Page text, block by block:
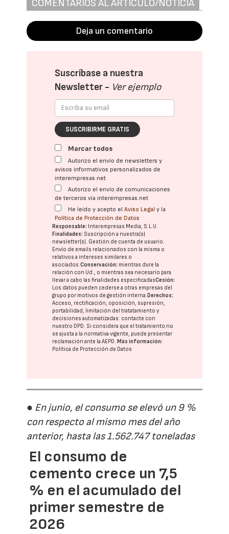
COMENTARIOS AL ARTÍCULO/NOTICIA
Deja un comentario
Suscríbase a nuestra
Newsletter - Ver ejemplo
SUSCRIBIRME GRATIS
Marcar todos
Autorizo el envío de newsletters y
avisos informativos personalizados de
interempresas.net
Autorizo el envío de comunicaciones
de terceros vía interempresas.net
He leído y acepto elAviso Legal y la
Política de Protección de Datos
Responsable: Interempresas Media, S.L.U.
Finalidades: Suscripción a nuestra(s)
newsletter(s). Gestión de cuenta de usuario.
Envío de emails relacionados con la misma o
relativos a intereses similares o
asociados.Conservación: mientras dure la
relación con Ud., o mientras sea necesario para
llevar a cabo las finalidades especificadasCesión:
Los datos pueden cederse a otras empresas del
grupo por motivos de gestión interna.Derechos:
Acceso, rectificación, oposición, supresión,
portabilidad, limitación del tratatamiento y
decisiones automatizadas: contacte con
nuestro DPD . Si considera que el tratamiento no
se ajusta a la normativa vigente, puede presentar
reclamación ante laAEPD .Más información:
Política de Protección de Datos
● En junio, el consumo se elevó un 9 %
con respecto al mismo mes del año
anterior, hasta las 1.562.747 toneladas
El consumo de
cemento crece un 7,5
% en el acumulado del
primer semestre de
2026